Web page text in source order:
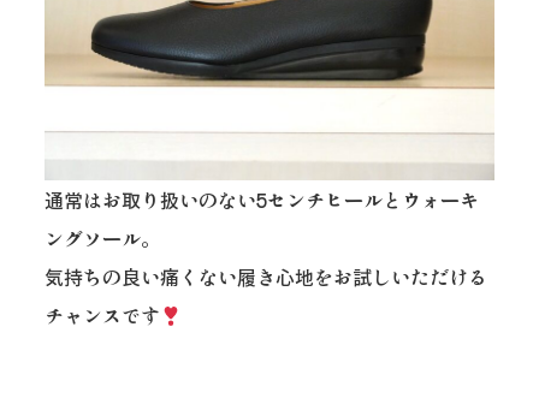
通常はお取り扱いのない5センチヒールとウォーキ
ングソール。
気持ちの良い痛くない履き心地をお試しいただける
チャンスです